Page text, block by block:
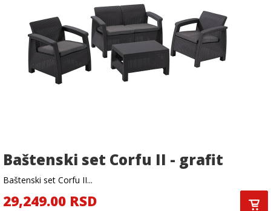
Baštenski set Corfu II - grafit
Baštenski set Corfu II...
29,249.00 RSD